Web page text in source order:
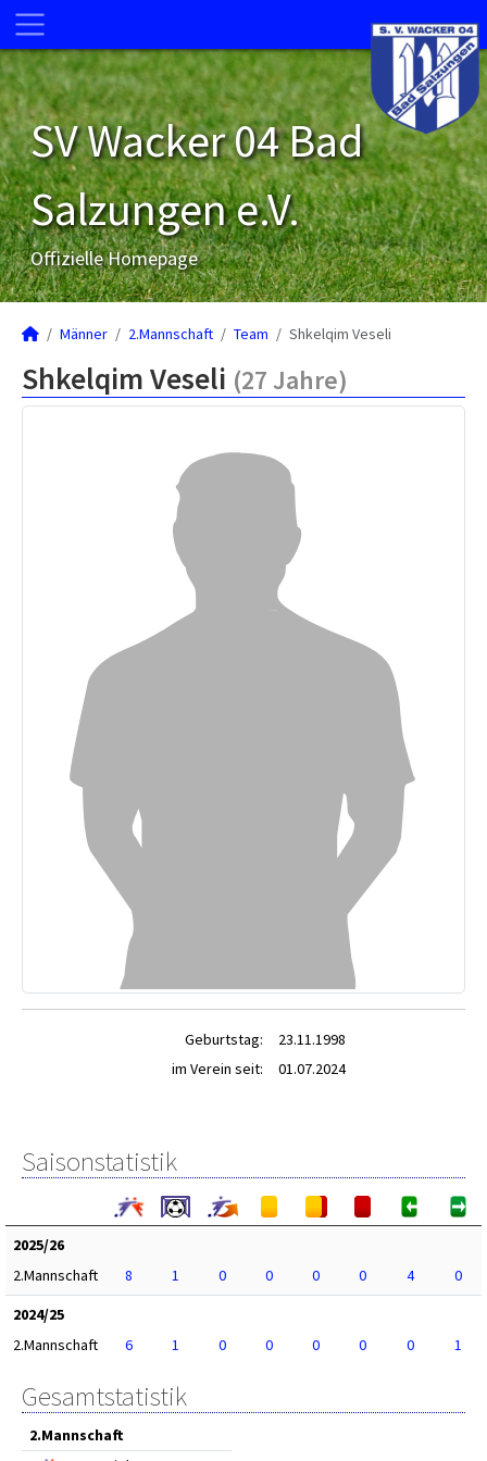
SV Wacker 04 Bad
Salzungen e.V.
Offizielle Homepage
Männer 2.Mannschaft Team Shkelqim Veseli
Shkelqim Veseli (27 Jahre)
Geburtstag:
23.11.1998
im Verein seit:
01.07.2024
Saisonstatistik
2025/26
2.Mannschaft
8 1 0 0 0 0 4
0
2024/25
2.Mannschaft
6 1 0 0 0 0 0 1
Gesamtstatistik
2.Mannschaft